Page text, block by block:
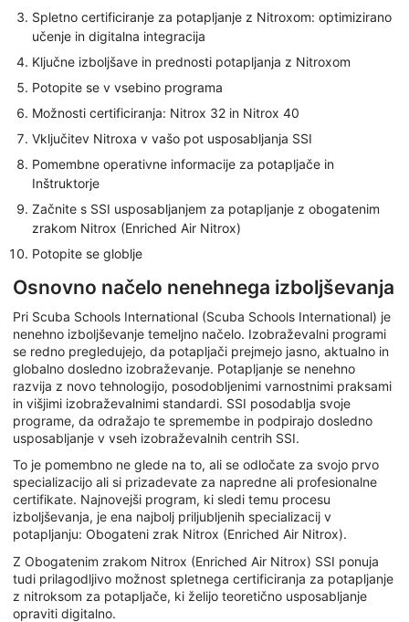
Spletno certificiranje za potapljanje z Nitroxom: optimizirano
učenje in digitalna integracija
Ključne izboljšave in prednosti potapljanja z Nitroxom
Potopite se v vsebino programa
Možnosti certificiranja: Nitrox 32 in Nitrox 40
Vključitev Nitroxa v vašo pot usposabljanja SSI
Pomembne operativne informacije za potapljače in
Inštruktorje
Začnite s SSI usposabljanjem za potapljanje z obogatenim
zrakom Nitrox (Enriched Air Nitrox)
Potopite se globlje
Osnovno načelo nenehnega izboljševanja
Pri Scuba Schools International (Scuba Schools International) je
nenehno izboljševanje temeljno načelo. Izobraževalni programi
se redno pregledujejo, da potapljači prejmejo jasno, aktualno in
globalno dosledno izobraževanje. Potapljanje se nenehno
razvija z novo tehnologijo, posodobljenimi varnostnimi praksami
in višjimi izobraževalnimi standardi. SSI posodablja svoje
programe, da odražajo te spremembe in podpirajo dosledno
usposabljanje v vseh izobraževalnih centrih SSI.
To je pomembno ne glede na to, ali se odločate za svojo prvo
specializacijo ali si prizadevate za napredne ali profesionalne
certifikate. Najnovejši program, ki sledi temu procesu
izboljševanja, je ena najbolj priljubljenih specializacij v
potapljanju: Obogateni zrak Nitrox (Enriched Air Nitrox).
Z Obogatenim zrakom Nitrox (Enriched Air Nitrox) SSI ponuja
tudi prilagodljivo možnost spletnega certificiranja za potapljanje
z nitroksom za potapljače, ki želijo teoretično usposabljanje
opraviti digitalno.